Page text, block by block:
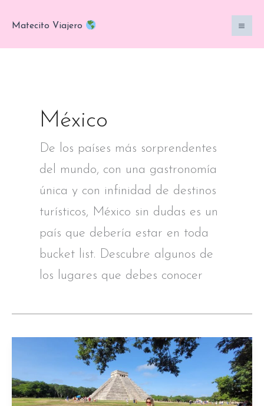
Matecito Viajero
México
De los países más sorprendentes
del mundo, con una gastronomía
única y con infinidad de destinos
turísticos, México sin dudas es un
país que debería estar en toda
bucket list. Descubre algunos de
los lugares que debes conocer